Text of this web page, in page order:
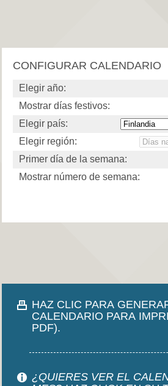
CONFIGURAR CALENDARIO
Elegir año:
Mostrar días festivos:
Elegir país:
Elegir región:
Primer día de la semana:
Mostrar número de semana:
HAZ CLIC PARA
CALENDARIO PARA
PDF).
¿QUIERES VER EL